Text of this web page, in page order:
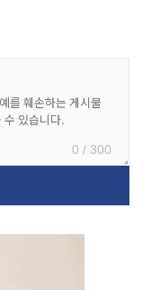
0 / 300